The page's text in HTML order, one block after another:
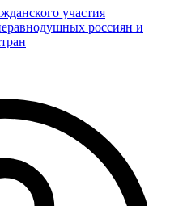
участия
россиян и